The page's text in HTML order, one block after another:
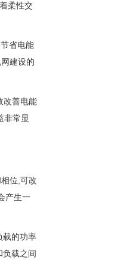
柔性交
省电能
建设的
改善电能
非常显
位,可改
产生一
载的功率
负载之间